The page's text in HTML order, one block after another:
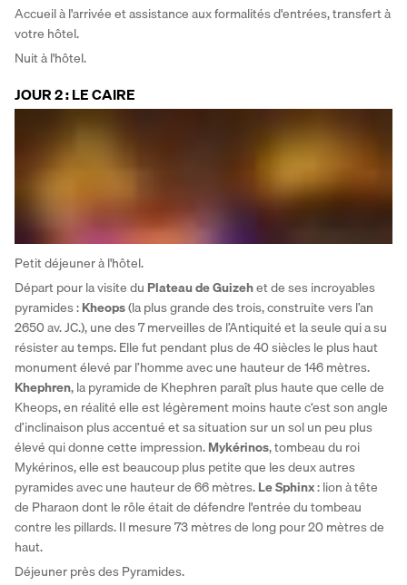
Accueil à l'arrivée et assistance aux formalités d'entrées, transfert à
votre hôtel.
Nuit à l'hôtel.
JOUR 2 : LE CAIRE
Petit déjeuner à l'hôtel.
Départ pour la visite du Plateau de Guizeh et de ses incroyables
pyramides : Kheops (la plus grande des trois, construite vers l’an
2650 av. JC.), une des 7 merveilles de l’Antiquité et la seule qui a su
résister au temps. Elle fut pendant plus de 40 siècles le plus haut
Khephren, la pyramide de Khephren paraît plus haute que celle de
Kheops, en réalité elle est légèrement moins haute c‘est son angle
d’inclinaison plus accentué et sa situation sur un sol un peu plus
élevé qui donne cette impression. Mykérinos, tombeau du roi
Mykérinos, elle est beaucoup plus petite que les deux autres
pyramides avec une hauteur de 66 mètres. Le Sphinx : lion à tête
de Pharaon dont le rôle était de défendre l'entrée du tombeau
contre les pillards. Il mesure 73 mètres de long pour 20 mètres de
haut.
Déjeuner près des Pyramides.